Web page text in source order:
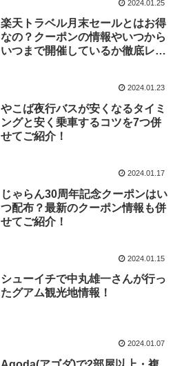
2024.01.25
楽天トラベル月末セールとはお得
なの？クーポンの情報やいつから
いつまで開催しているか徹底レ
2024.01.23
やこば夜行バスが安くなるタイミ
ングと安く乗車するコツを7つ併
せてご紹介！
2024.01.17
じゃらん30周年記念クーポンはい
つ配布？最新のクーポン情報も併
せてご紹介！
2024.01.15
シューイチで中丸雄一さんが行っ
たグアム観光地情報！
2024.01.07